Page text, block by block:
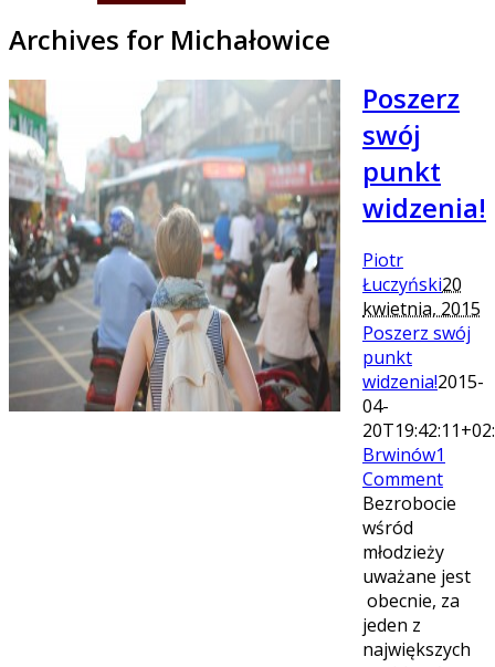
Archives for Michałowice
Poszerz
swój
punkt
widzenia!
Piotr
Łuczyński20
kwietnia, 2015
Poszerz swój
punkt
widzenia!2015-
04-
Brwinów1
Comment
Bezrobocie
wśród
młodzieży
uważane jest
obecnie, za
jeden z
największych